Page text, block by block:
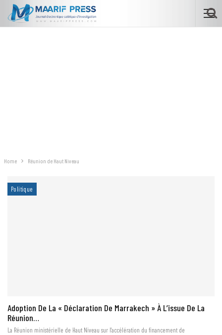
Home Réunion de Haut Niveau
Politique
Adoption De La « Déclaration De Marrakech » À L’issue De La
Réunion…
La Réunion ministérielle de Haut Niveau sur l'accélération du financement de